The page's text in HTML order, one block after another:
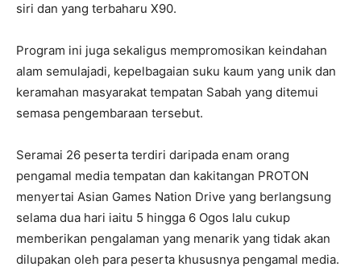
siri dan yang terbaharu X90.
Program ini juga sekaligus mempromosikan keindahan
alam semulajadi, kepelbagaian suku kaum yang unik dan
keramahan masyarakat tempatan Sabah yang ditemui
semasa pengembaraan tersebut.
Seramai 26 peserta terdiri daripada enam orang
pengamal media tempatan dan kakitangan PROTON
menyertai Asian Games Nation Drive yang berlangsung
selama dua hari iaitu 5 hingga 6 Ogos lalu cukup
memberikan pengalaman yang menarik yang tidak akan
dilupakan oleh para peserta khususnya pengamal media.